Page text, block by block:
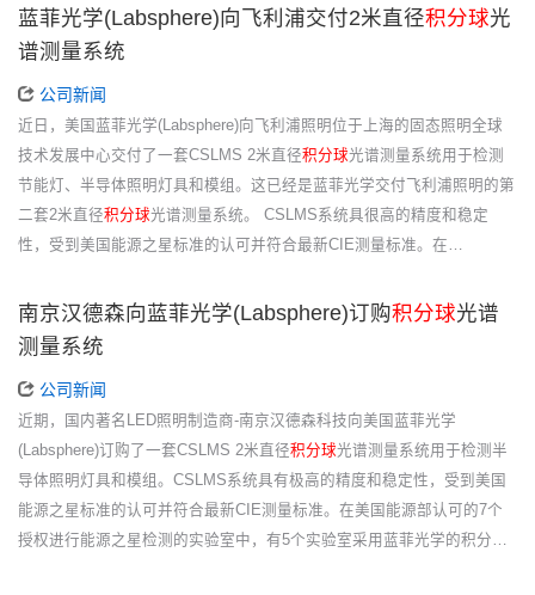
蓝菲光学(Labsphere)向飞利浦交付2米直径积分球光
谱测量系统
公司新闻
近日，美国蓝菲光学(Labsphere)向飞利浦照明位于上海的固态照明全球
技术发展中心交付了一套CSLMS 2米直径积分球光谱测量系统用于检测
节能灯、半导体照明灯具和模组。这已经是蓝菲光学交付飞利浦照明的第
二套2米直径积分球光谱测量系统。 CSLMS系统具很高的精度和稳定
性，受到美国能源之星标准的认可并符合最新CIE测量标准。在…
南京汉德森向蓝菲光学(Labsphere)订购积分球光谱
测量系统
公司新闻
近期，国内著名LED照明制造商-南京汉德森科技向美国蓝菲光学
(Labsphere)订购了一套CSLMS 2米直径积分球光谱测量系统用于检测半
导体照明灯具和模组。CSLMS系统具有极高的精度和稳定性，受到美国
能源之星标准的认可并符合最新CIE测量标准。在美国能源部认可的7个
授权进行能源之星检测的实验室中，有5个实验室采用蓝菲光学的积分…